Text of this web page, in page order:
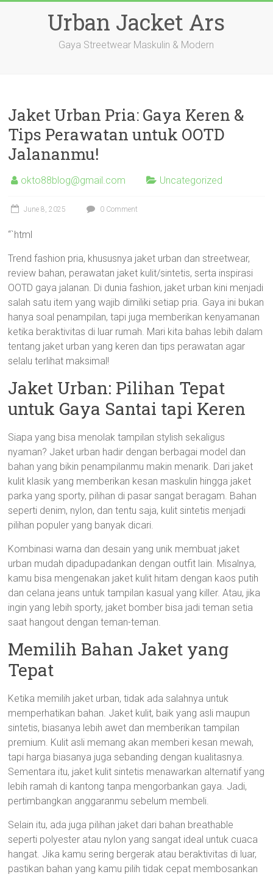
Urban Jacket Ars
Gaya Streetwear Maskulin & Modern
Jaket Urban Pria: Gaya Keren &
Tips Perawatan untuk OOTD
Jalananmu!
okto88blog@gmail.com Uncategorized
June 8, 2025 0 Comment
“`html
Trend fashion pria, khususnya jaket urban dan streetwear,
review bahan, perawatan jaket kulit/sintetis, serta inspirasi
OOTD gaya jalanan. Di dunia fashion, jaket urban kini menjadi
salah satu item yang wajib dimiliki setiap pria. Gaya ini bukan
hanya soal penampilan, tapi juga memberikan kenyamanan
ketika beraktivitas di luar rumah. Mari kita bahas lebih dalam
tentang jaket urban yang keren dan tips perawatan agar
selalu terlihat maksimal!
Jaket Urban: Pilihan Tepat
untuk Gaya Santai tapi Keren
Siapa yang bisa menolak tampilan stylish sekaligus
nyaman? Jaket urban hadir dengan berbagai model dan
bahan yang bikin penampilanmu makin menarik. Dari jaket
kulit klasik yang memberikan kesan maskulin hingga jaket
parka yang sporty, pilihan di pasar sangat beragam. Bahan
seperti denim, nylon, dan tentu saja, kulit sintetis menjadi
pilihan populer yang banyak dicari.
Kombinasi warna dan desain yang unik membuat jaket
urban mudah dipadupadankan dengan outfit lain. Misalnya,
kamu bisa mengenakan jaket kulit hitam dengan kaos putih
dan celana jeans untuk tampilan kasual yang killer. Atau, jika
ingin yang lebih sporty, jaket bomber bisa jadi teman setia
saat hangout dengan teman-teman.
Memilih Bahan Jaket yang
Tepat
Ketika memilih jaket urban, tidak ada salahnya untuk
memperhatikan bahan. Jaket kulit, baik yang asli maupun
sintetis, biasanya lebih awet dan memberikan tampilan
premium. Kulit asli memang akan memberi kesan mewah,
tapi harga biasanya juga sebanding dengan kualitasnya.
Sementara itu, jaket kulit sintetis menawarkan alternatif yang
lebih ramah di kantong tanpa mengorbankan gaya. Jadi,
pertimbangkan anggaranmu sebelum membeli.
Selain itu, ada juga pilihan jaket dari bahan breathable
seperti polyester atau nylon yang sangat ideal untuk cuaca
hangat. Jika kamu sering bergerak atau beraktivitas di luar,
pastikan bahan yang kamu pilih tidak cepat membosankan